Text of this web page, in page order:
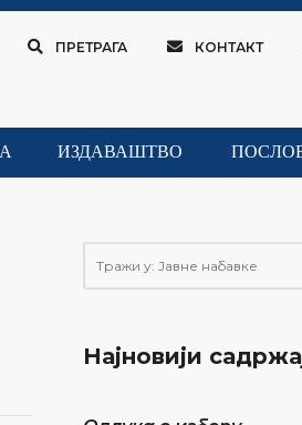
ПРЕТРАГА КОНТАКТ
ИЗДАВАШТВО
Најновији